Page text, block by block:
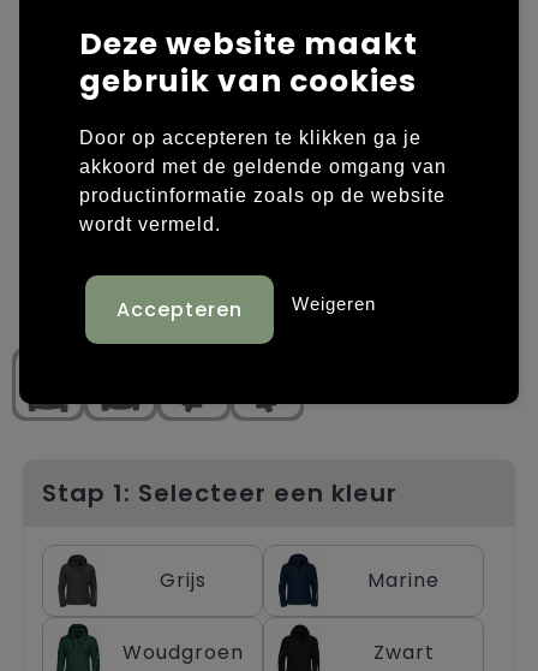
Laptop hoezen en tassen
Overige tassen
Papieren tassen
Promotietassen
Rugzakken
Tassen voor sport
Trolleys
Overige kleding
Polo's
Sweaters bedrukken
T-shirts bedrukken
Schoenen bedrukken
Stap 1: Selecteer een kleur
Grijs Marine
Woudgroen Zwart
Deze website maakt
gebruik van cookies
Door op accepteren te klikken ga je
akkoord met de geldende omgang van
productinformatie zoals op de website
wordt vermeld.
Weigeren